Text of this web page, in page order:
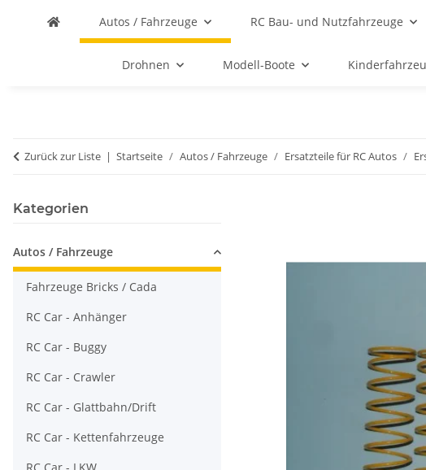
Autos / Fahrzeuge RC Bau- und Nutzfahrzeuge
Drohnen Modell-Boote
Zurück zur Liste Startseite Autos / Fahrzeuge Ersatzteile für RC Autos
Kategorien
Autos / Fahrzeuge
Fahrzeuge Bricks / Cada
RC Car - Anhänger
RC Car - Buggy
RC Car - Crawler
RC Car - Glattbahn/Drift
RC Car - Kettenfahrzeuge